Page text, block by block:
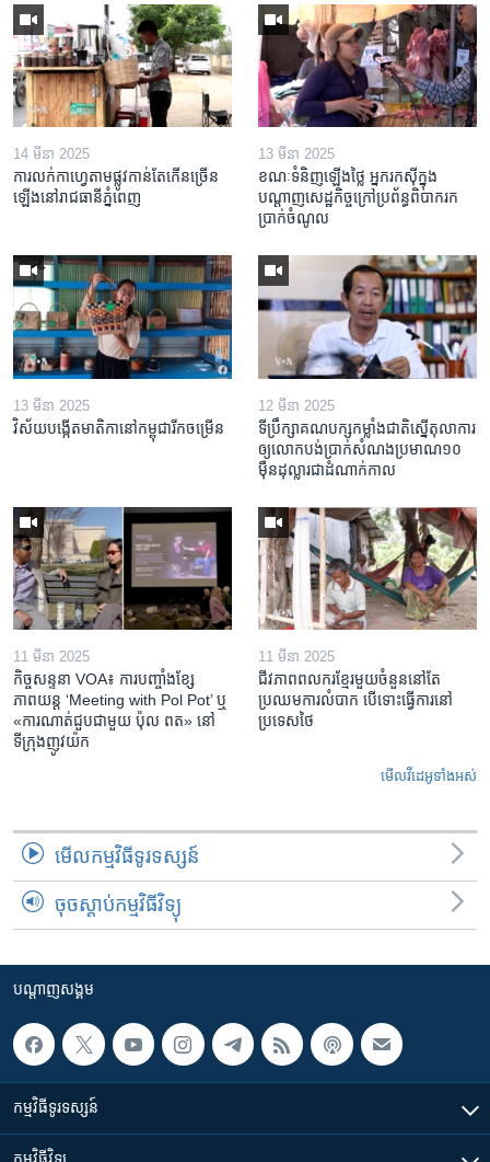
14 មីនា 2025
ការលក់​កាហ្វេ​តាម​ផ្លូវ​កាន់តែ​កើន​ច្រើន​
ឡើង​នៅ​រាជធានី​ភ្នំពេញ
13 មីនា 2025
ខណៈទំនិញឡើងថ្លៃ អ្នករកស៊ីក្នុង​
បណ្តាញ​សេដ្ឋកិច្ចក្រៅ​ប្រព័ន្ធពិបាក​រក​
ប្រាក់​ចំណូល
13 មីនា 2025
វិស័យ​បង្កើត​មាតិកា​នៅ​កម្ពុជា​រីក​ចម្រើន
12 មីនា 2025
ទីប្រឹក្សា​គណបក្ស​កម្លាំង​ជាតិ​ស្នើ​តុលាការ​
ឲ្យ​លោក​បង់ប្រាក់​សំណង​ប្រមាណ​១០​
ម៉ឺន​ដុល្លារ​ជា​ដំណាក់កាល
11 មីនា 2025
កិច្ចសន្ទនា VOA៖ ការ​បញ្ចាំង​ខ្សែ
ភាពយន្ត ‘Meeting with Pol Pot’ ឬ
«ការណាត់ជួប​ជាមួយ​ ប៉ុល ពត» នៅ
ទីក្រុងញូវយ៉ក​
11 មីនា 2025
ជីវភាពពលករខ្មែរមួយចំនួននៅតែ
ប្រឈមការលំបាក បើទោះធ្វើការនៅ
ប្រទេសថៃ
មើល​វីដេអូ​ទាំង​អស់
មើល​កម្មវិធី​ទូរទស្សន៍
ចុចស្តាប់កម្មវិធីវិទ្យុ
បណ្តាញ​សង្គម
កម្មវិធី​ទូរទស្សន៍